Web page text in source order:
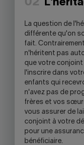
02
La question de
différente qu'on
fait.
n'héritent pas
que votre conjoint
l'inscrire dans
enfants qui
n'avez pas de
frères et vos
vous assurer de
conjoint à votre
pour une
bénéficiaire.